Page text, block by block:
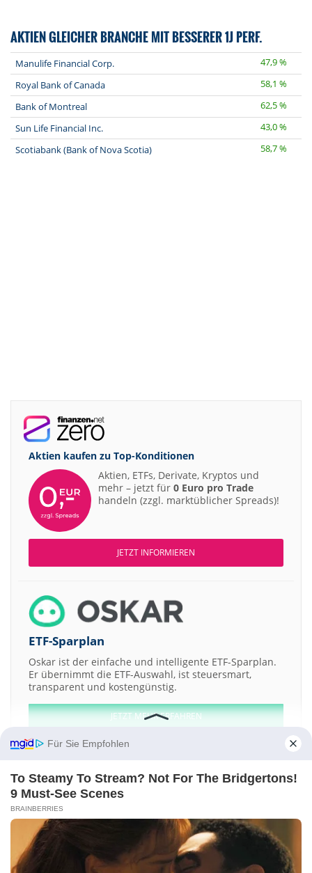
AKTIEN GLEICHER BRANCHE MIT BESSERER 1J PERF.
Manulife Financial Corp.
47,9 %
Royal Bank of Canada
58,1 %
Bank of Montreal
62,5 %
Sun Life Financial Inc.
43,0 %
Scotiabank (Bank of Nova Scotia)
58,7 %
Aktien kaufen zu Top-Konditionen
Aktien, ETFs, Derivate, Kryptos und
mehr – jetzt für 0 Euro pro Trade
handeln (zzgl. marktüblicher Spreads)!
JETZT INFORMIEREN
ETF-Sparplan
Oskar ist der einfache und intelligente ETF-Sparplan.
Er übernimmt die ETF-Auswahl, ist steuersmart,
transparent und kostengünstig.
JETZT MEHR ERFAHREN
Aktien ATX DAX EuroStoxx 50
Weitere Aktien:
Asiainfo-Linkage
Keithley Instruments Serono
ABB
- Impressum Werbung-Barrierefreiheit
Für Sie Empfohlen
To Steamy To Stream? Not For The Bridgertons!
9 Must-See Scenes
BRAINBERRIES